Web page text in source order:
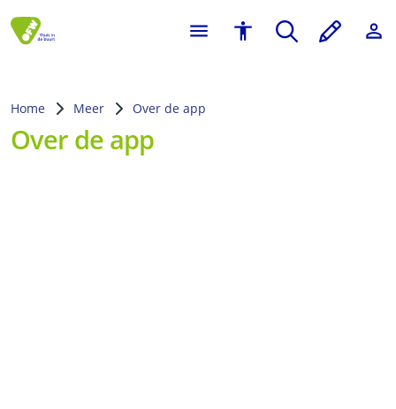
Home Meer Over de app
Over de app